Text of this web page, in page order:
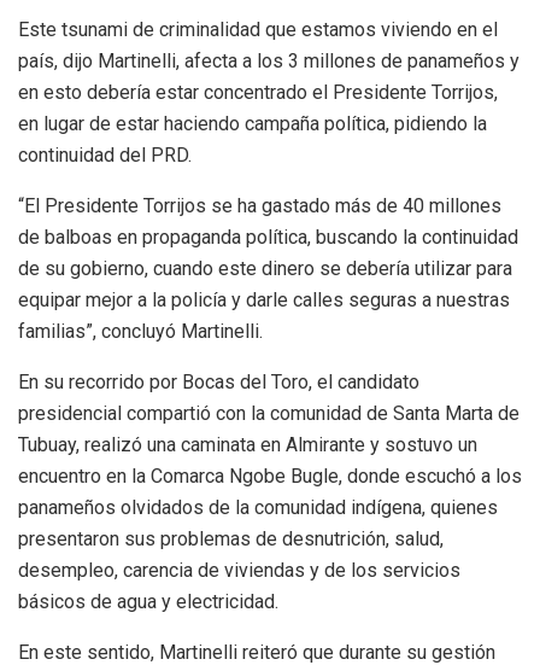
Este tsunami de criminalidad que estamos viviendo en el
país, dijo Martinelli, afecta a los 3 millones de panameños y
en esto debería estar concentrado el Presidente Torrijos,
en lugar de estar haciendo campaña política, pidiendo la
continuidad del PRD.
“El Presidente Torrijos se ha gastado más de 40 millones
de balboas en propaganda política, buscando la continuidad
de su gobierno, cuando este dinero se debería utilizar para
equipar mejor a la policía y darle calles seguras a nuestras
familias”, concluyó Martinelli.
En su recorrido por Bocas del Toro, el candidato
presidencial compartió con la comunidad de Santa Marta de
Tubuay, realizó una caminata en Almirante y sostuvo un
encuentro en la Comarca Ngobe Bugle, donde escuchó a los
panameños olvidados de la comunidad indígena, quienes
presentaron sus problemas de desnutrición, salud,
desempleo, carencia de viviendas y de los servicios
básicos de agua y electricidad.
En este sentido, Martinelli reiteró que durante su gestión